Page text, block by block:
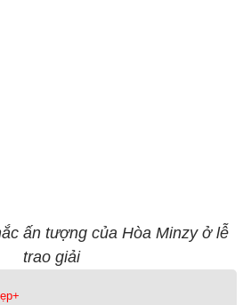
ấn tượng của Hòa Minzy ở lễ
trao giải